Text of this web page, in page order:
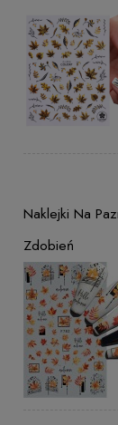
Naklejki Na
Zdobień